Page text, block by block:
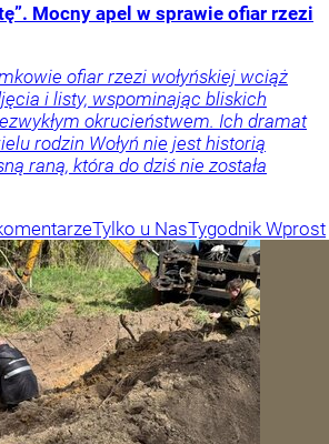
Mocny apel w sprawie ofiar rzezi
ofiar rzezi wołyńskiej wciąż
i listy, wspominając bliskich
okrucieństwem. Ich dramat
rodzin Wołyń nie jest historią
raną, która do dziś nie została
Tylko u NasTygodnik Wprost